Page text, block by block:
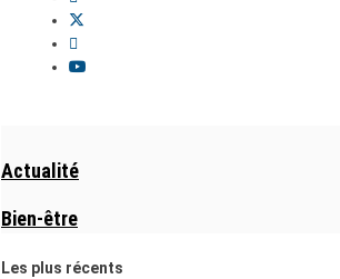
Actualité
Bien-être
Les plus récents